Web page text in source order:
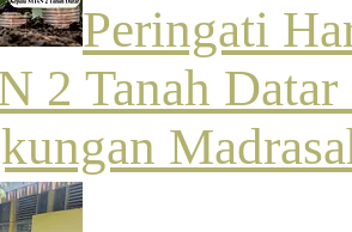
Peringati
2 Tanah